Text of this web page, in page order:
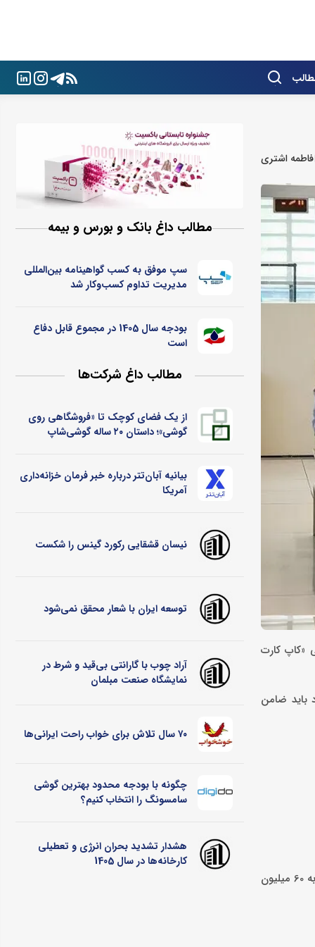
فاطمه اشتری
حساب سه ماهه امکان درخواست وام 200 میلیون تومانی «کاپ کارت
افراد باید ضامن
با توجه به مبلغ وام، نرخ سود 18 درصدی و بازپرداخت 36 ماهه، میزان اقساط 7 میلیون و 230 هزار و 479 تومان خواهد بود. کل سود تسهیلات به 60 میلیون
مطالب داغ بانک و بورس و بیمه
سپ موفق به کسب گواهینامه بین‌المللی
مدیریت تداوم کسب‌و‌کار شد
بودجه سال 1405 در مجموع قابل دفاع
است
مطالب داغ شرکت‌ها
از یک فضای کوچک تا «فروشگاهی روی
گوشی»؛ داستان ۲۰ ساله گوشی‌شاپ
بیانیه آبان‌تتر درباره خبر فرمان خزانه‌داری
آمریکا
نیسان قشقایی رکورد گینس را شکست
توسعه ایران با شعار محقق نمی‌شود
آراد چوب با گارانتی بی‌قید و شرط در
نمایشگاه صنعت مبلمان
۷۰ سال تلاش برای خواب راحت ایرانی‌ها
چگونه با بودجه محدود بهترین گوشی
سامسونگ را انتخاب کنیم؟
هشدار تشدید بحران انرژی و تعطیلی
کارخانه‌ها در سال 1405